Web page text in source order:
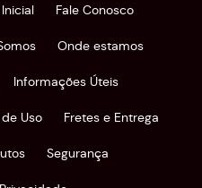
Fale Conosco
Onde estamos
Informações Úteis
Uso Fretes e Entrega
Segurança